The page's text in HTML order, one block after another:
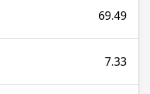
69.49
7.33